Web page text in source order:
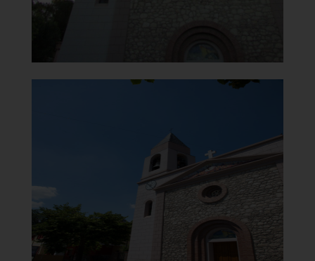
Carmelo
Vista lato destro
[
Clicca per ingrandire
]